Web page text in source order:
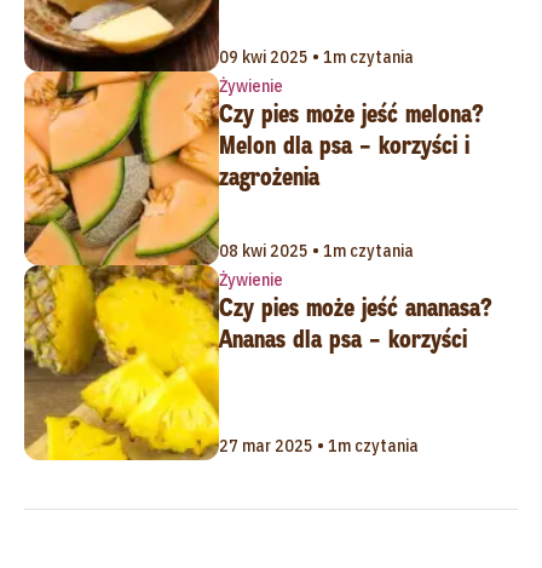
09 kwi 2025 • 1m czytania
Żywienie
Czy pies może jeść melona?
Melon dla psa – korzyści i
zagrożenia
08 kwi 2025 • 1m czytania
Żywienie
Czy pies może jeść ananasa?
Ananas dla psa – korzyści
27 mar 2025 • 1m czytania